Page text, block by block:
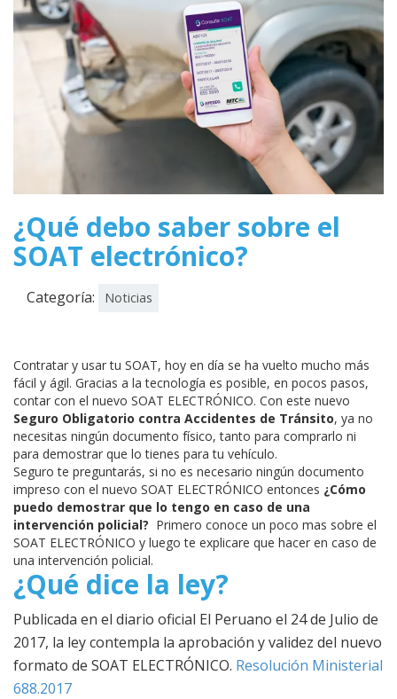
¿Qué debo saber sobre el
SOAT electrónico?
Categoría: Noticias
Contratar y usar tu SOAT, hoy en día se ha vuelto mucho más
fácil y ágil. Gracias a la tecnología es posible, en pocos pasos,
contar con el nuevo SOAT ELECTRÓNICO. Con este nuevo
Seguro Obligatorio contra Accidentes de Tránsito, ya no
necesitas ningún documento físico, tanto para comprarlo ni
para demostrar que lo tienes para tu vehículo.
Seguro te preguntarás, si no es necesario ningún documento
impreso con el nuevo SOAT ELECTRÓNICO entonces ¿Cómo
puedo demostrar que lo tengo en caso de una
intervención policial? Primero conoce un poco mas sobre el
SOAT ELECTRÓNICO y luego te explicare que hacer en caso de
una intervención policial.
¿Qué dice la ley?
Publicada en el diario oficial El Peruano el 24 de Julio de
2017, la ley contempla la aprobación y validez del nuevo
formato de SOAT ELECTRÓNICO. Resolución Ministerial
688.2017